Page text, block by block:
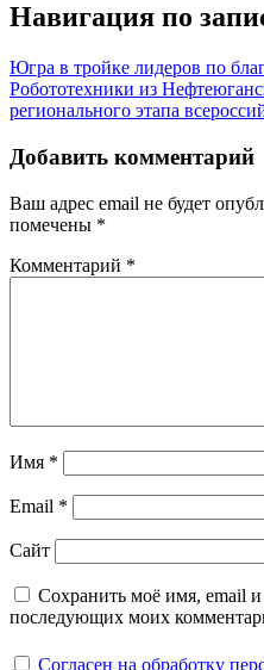
Навигация по
Югра в тройке лидеров по
Робототехники из
регионального этапа
Добавить комментарий
Ваш адрес email не будет
помечены *
Комментарий *
Имя *
Email *
Сайт
Сохранить моё имя, email и
последующих моих
Согласен на обработку